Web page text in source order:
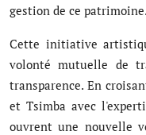
Environnement
gestion de ce patrimoine.
Cette initiative
volonté mutuelle de
transparence. En
et Tsimba avec
ouvrent une nouvelle